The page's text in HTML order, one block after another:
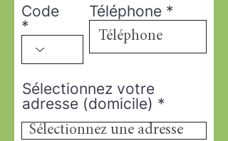
Code Téléphone
Sélectionnez votre
adresse (domicile)